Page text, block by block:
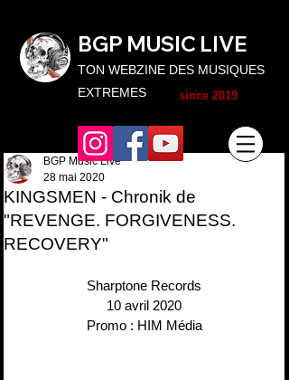
TON WEBZINE DES MUSIQUES
EXTREMES
BGP MUSIC LIVE
since 2019
KINGSMEN - Chronik de
"REVENGE. FORGIVENESS.
RECOVERY"
BGP Music Live
28 mai 2020
Sharptone Records
10 avril 2020
Promo : HIM Média